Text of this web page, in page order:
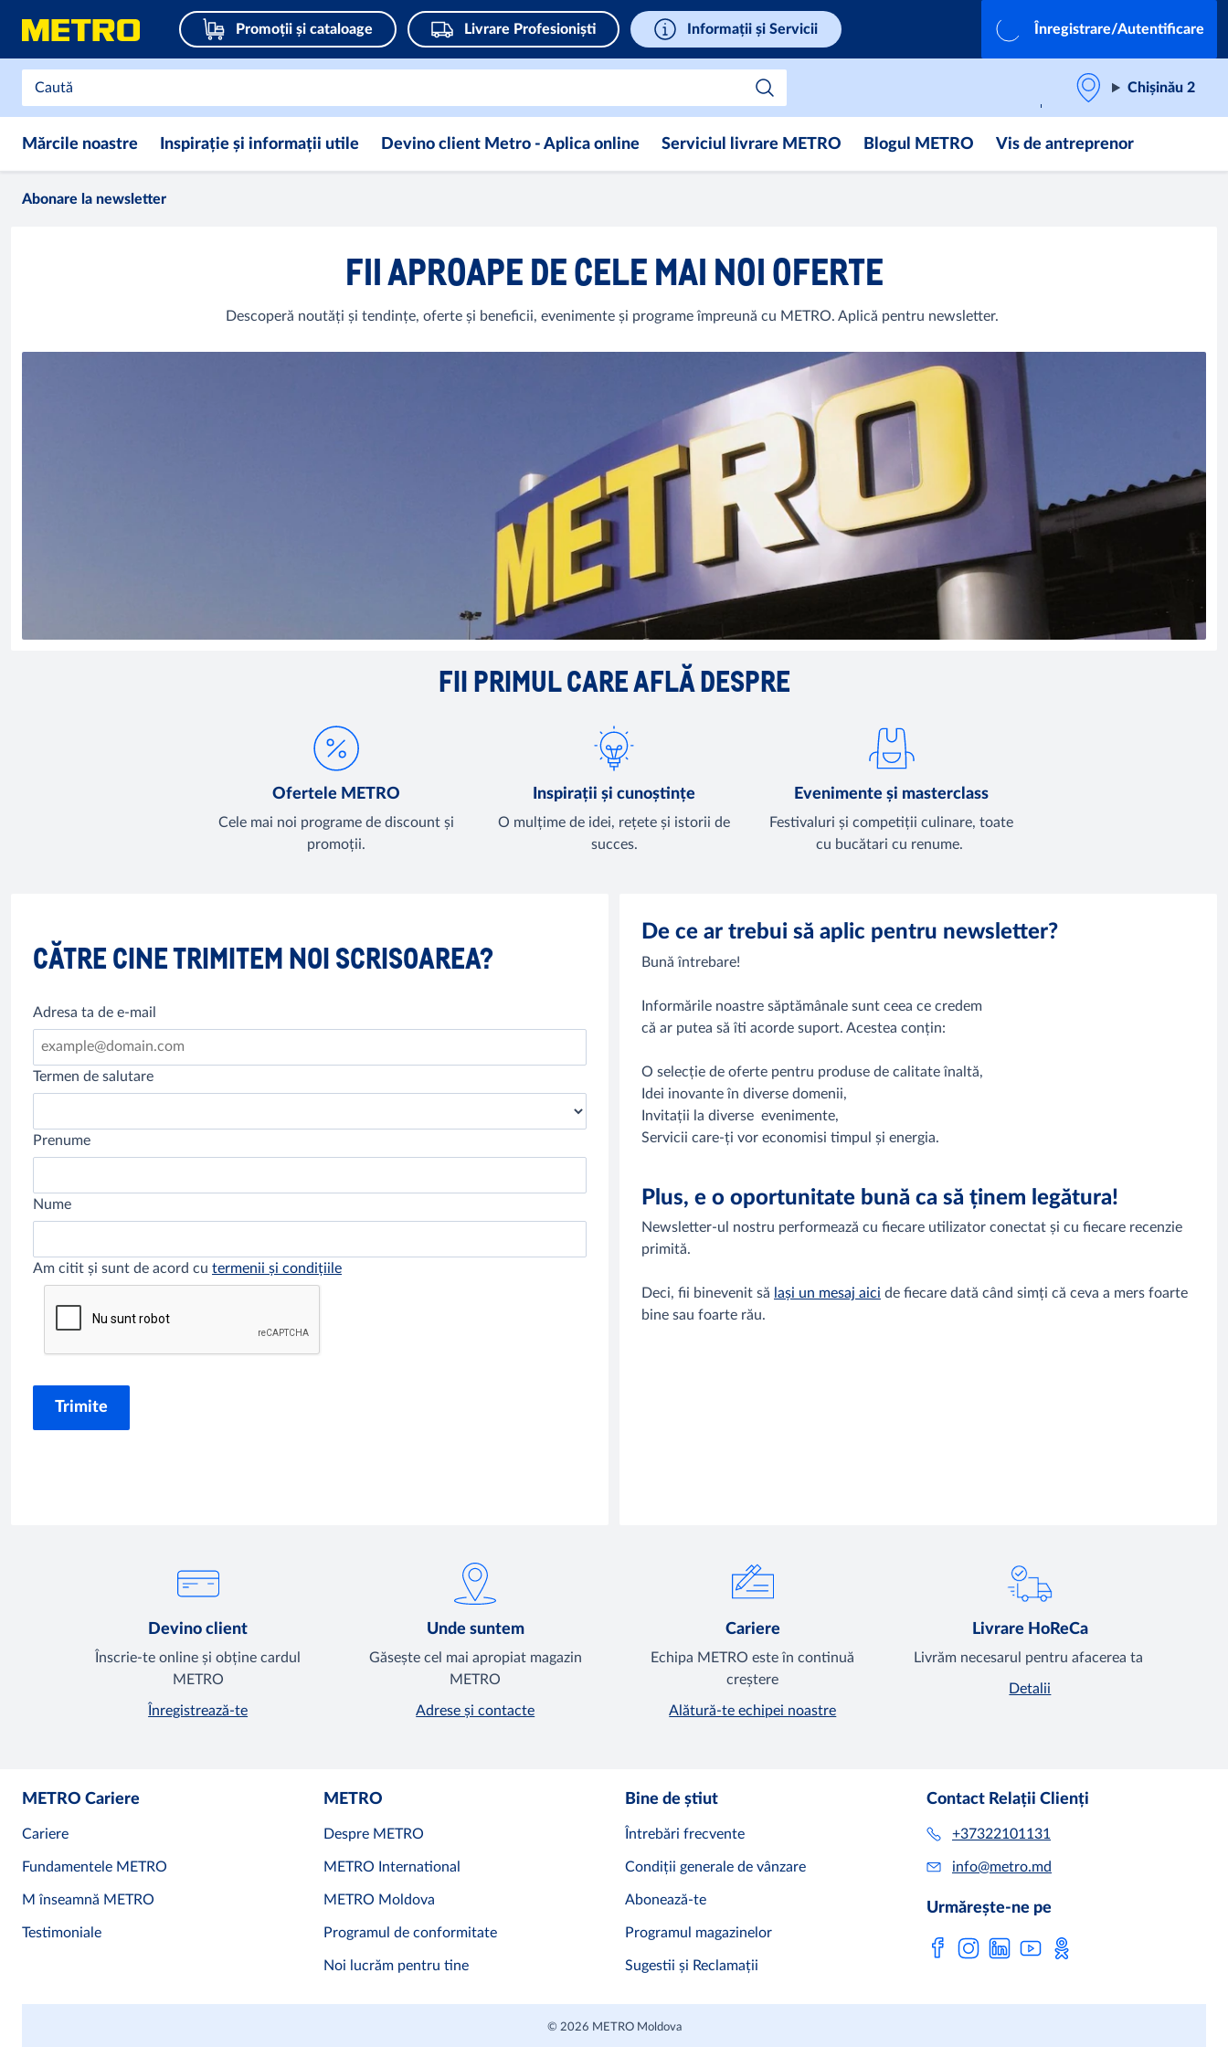
Promoții și cataloage Livrare Profesioniști Informații și Servicii Înregistrare/Autentificare
Chișinău 2
Mărcile noastre Inspirație și informații utile Devino client Metro - Aplica online Serviciul livrare METRO Blogul METRO Vis de antreprenor
Abonare la newsletter
FII APROAPE DE CELE MAI NOI OFERTE
Descoperă noutăți și tendințe, oferte și beneficii, evenimente și programe împreună cu METRO. Aplică pentru newsletter.
FII PRIMUL CARE AFLĂ DESPRE
Ofertele METRO
Cele mai noi programe de discount și
promoții.
Inspirații și cunoștințe
O mulțime de idei, rețete și istorii de
succes.
Evenimente și masterclass
Festivaluri și competiții culinare, toate
cu bucătari cu renume.
CĂTRE CINE TRIMITEM NOI SCRISOAREA?
Adresa ta de e-mail
Termen de salutare
Prenume
Nume
Am citit și sunt de acord cu termenii și condițiile
De ce ar trebui să aplic pentru newsletter?
Bună întrebare!
Informările noastre săptămânale sunt ceea ce credem
că ar putea să îti acorde suport. Acestea conțin:
O selecție de oferte pentru produse de calitate înaltă,
Idei inovante în diverse domenii,
Invitații la diverse evenimente,
Servicii care-ți vor economisi timpul și energia.
Plus, e o oportunitate bună ca să ținem legătura!
Newsletter-ul nostru performează cu fiecare utilizator conectat și cu fiecare recenzie
primită.
Deci, fii binevenit să lași un mesaj aici de fiecare dată când simți că ceva a mers foarte
bine sau foarte rău.
Devino client
Înscrie-te online și obține cardul
METRO
Înregistrează-te
Unde suntem
Găsește cel mai apropiat magazin
METRO
Adrese și contacte
Cariere
Echipa METRO este în continuă
creștere
Alătură-te echipei noastre
Livrare HoReCa
Livrăm necesarul pentru afacerea ta
Detalii
METRO Cariere
Cariere
Fundamentele METRO
M înseamnă METRO
Testimoniale
METRO
Despre METRO
METRO International
METRO Moldova
Programul de conformitate
Noi lucrăm pentru tine
Bine de știut
Întrebări frecvente
Condiții generale de vânzare
Abonează-te
Programul magazinelor
Sugestii și Reclamații
Contact Relații Clienți
+37322101131
info@metro.md
Urmărește-ne pe
© 2026 METRO Moldova